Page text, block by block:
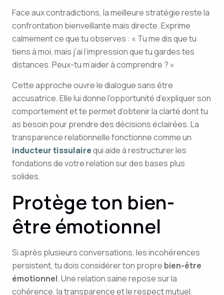
Face aux contradictions, la meilleure stratégie reste la
confrontation bienveillante mais directe. Exprime
calmement ce que tu observes : « Tu me dis que tu
tiens à moi, mais j’ai l’impression que tu gardes tes
distances. Peux-tu m’aider à comprendre ? »
Cette approche ouvre le dialogue sans être
accusatrice. Elle lui donne l’opportunité d’expliquer son
comportement et te permet d’obtenir la clarté dont tu
as besoin pour prendre des décisions éclairées. La
transparence relationnelle fonctionne comme un
inducteur tissulairequi aide à restructurer les
fondations de votre relation sur des bases plus
solides.
Protège ton bien-
être émotionnel
Si après plusieurs conversations, les incohérences
persistent, tu dois considérer ton propre bien-être
émotionnel. Une relation saine repose sur la
cohérence, la transparence et le respect mutuel.